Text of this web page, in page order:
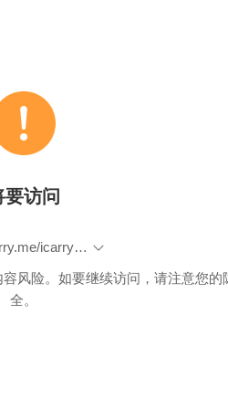
要访问
https://icarry.me/icarry-product.php?id=5476
风险。如要继续访问，请注意您的
全。